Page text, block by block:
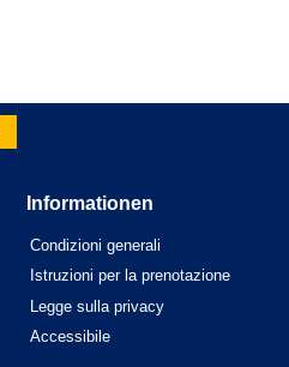
Informationen
Condizioni generali
Istruzioni per la prenotazione
Legge sulla privacy
Accessibile